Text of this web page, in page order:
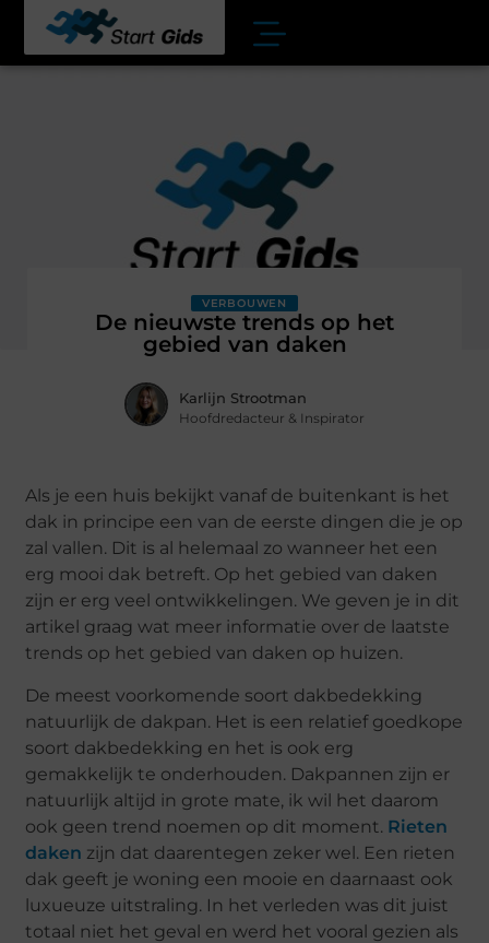
VERBOUWEN
De nieuwste trends op het
gebied van daken
Karlijn Strootman
Hoofdredacteur & Inspirator
Als je een huis bekijkt vanaf de buitenkant is het
dak in principe een van de eerste dingen die je op
zal vallen. Dit is al helemaal zo wanneer het een
erg mooi dak betreft. Op het gebied van daken
zijn er erg veel ontwikkelingen. We geven je in dit
artikel graag wat meer informatie over de laatste
trends op het gebied van daken op huizen.
De meest voorkomende soort dakbedekking
natuurlijk de dakpan. Het is een relatief goedkope
soort dakbedekking en het is ook erg
gemakkelijk te onderhouden. Dakpannen zijn er
natuurlijk altijd in grote mate, ik wil het daarom
ook geen trend noemen op dit moment. Rieten
daken zijn dat daarentegen zeker wel. Een rieten
dak geeft je woning een mooie en daarnaast ook
luxueuze uitstraling. In het verleden was dit juist
totaal niet het geval en werd het vooral gezien als